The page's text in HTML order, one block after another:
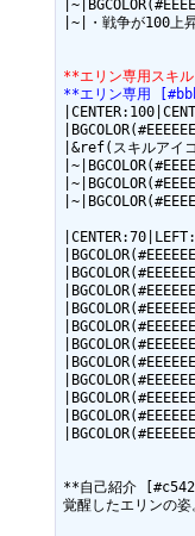
|~|・戦争が100上
**エリン専用スキ
**エリン専用
|&ref(スキルアイ
**自己紹介
覚醒したエリンの